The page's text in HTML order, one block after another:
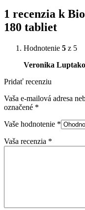
1 recenzia k
180 tabliet
Hodnotenie 5 z 5
Veronika
Pridať recenziu
Vaša e-mailová adresa
označené *
Vaše hodnotenie *
Vaša recenzia *